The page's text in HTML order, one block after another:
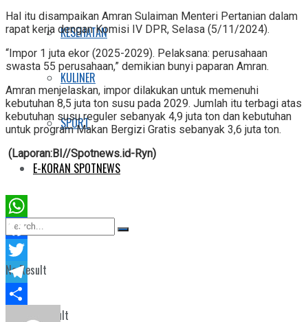
KESEHATAN
KULINER
SPORT
E-KORAN SPOTNEWS
No Result
View All Result
Hal itu disampaikan Amran Sulaiman Menteri Pertanian dalam
rapat kerja dengan Komisi IV DPR, Selasa (5/11/2024).
“Impor 1 juta ekor (2025-2029). Pelaksana: perusahaan
swasta 55 perusahaan,” demikian bunyi paparan Amran.
Amran menjelaskan, impor dilakukan untuk memenuhi
kebutuhan 8,5 juta ton susu pada 2029. Jumlah itu terbagi atas
kebutuhan susu reguler sebanyak 4,9 juta ton dan kebutuhan
untuk program Makan Bergizi Gratis sebanyak 3,6 juta ton.
(Laporan:BI//Spotnews.id-Ryn)
WhatsApp
Facebook
Twitter
Telegram
Share